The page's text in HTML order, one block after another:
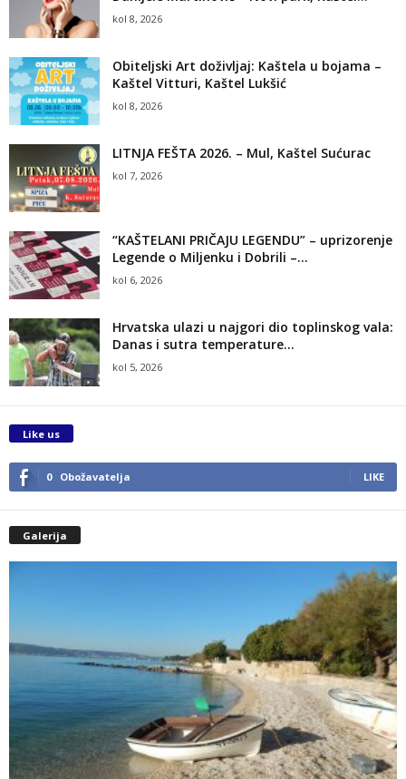
kol 8, 2026
Obiteljski Art doživljaj: Kaštela u bojama –
Kaštel Vitturi, Kaštel Lukšić
kol 8, 2026
LITNJA FEŠTA 2026. – Mul, Kaštel Sućurac
kol 7, 2026
“KAŠTELANI PRIČAJU LEGENDU” – uprizorenje
Legende o Miljenku i Dobrili –...
kol 6, 2026
Hrvatska ulazi u najgori dio toplinskog vala:
Danas i sutra temperature...
kol 5, 2026
Like us
0 Obožavatelja LIKE
Galerija